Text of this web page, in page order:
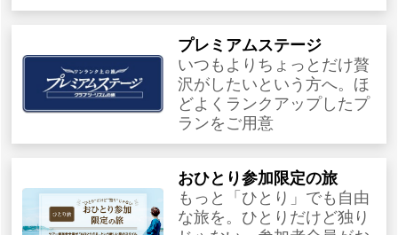
プレミアムステージ
いつもよりちょっとだけ贅
沢がしたいという方へ。ほ
どよくランクアップしたプ
ランをご用意
おひとり参加限定の旅
もっと「ひとり」でも自由
な旅を。ひとりだけど独り